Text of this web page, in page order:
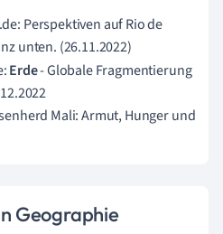
Perspektiven auf Rio de
unten. (26.11.2022)
Erde- Globale Fragmentierung
Mali: Armut, Hunger und
Geographie